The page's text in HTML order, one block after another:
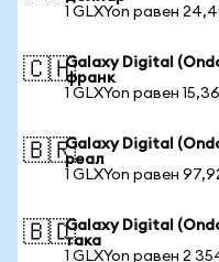
1 GLXYon равен
🇨🇭Galaxy Digital
франк
1 GLXYon равен
🇧🇷Galaxy Digital
реал
1 GLXYon равен
🇧🇩Galaxy Digital
така
1 GLXYon равен 2